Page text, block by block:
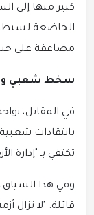
كبير منها إلى
الخاضعة
مضاعفة على
سخط شعبي
في المقابل،
بانتقادات
تكتفي بـ "إدارة
وفي هذا
قائلة: "لا تزال